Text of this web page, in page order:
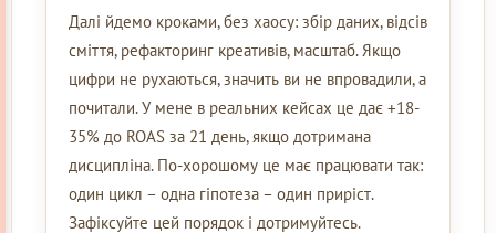
Далі йдемо кроками, без хаосу: збір даних, відсів
сміття, рефакторинг креативів, масштаб. Якщо
цифри не рухаються, значить ви не впровадили, а
почитали. У мене в реальних кейсах це дає +18-
35% до ROAS за 21 день, якщо дотримана
дисципліна. По-хорошому це має працювати так:
один цикл – одна гіпотеза – один приріст.
Зафіксуйте цей порядок і дотримуйтесь.